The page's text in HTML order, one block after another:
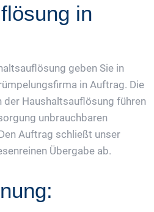
in
geben Sie in
in Auftrag. Die
der Haushaltsauflösung führen
unbrauchbaren
Auftrag schließt unser
Übergabe ab.